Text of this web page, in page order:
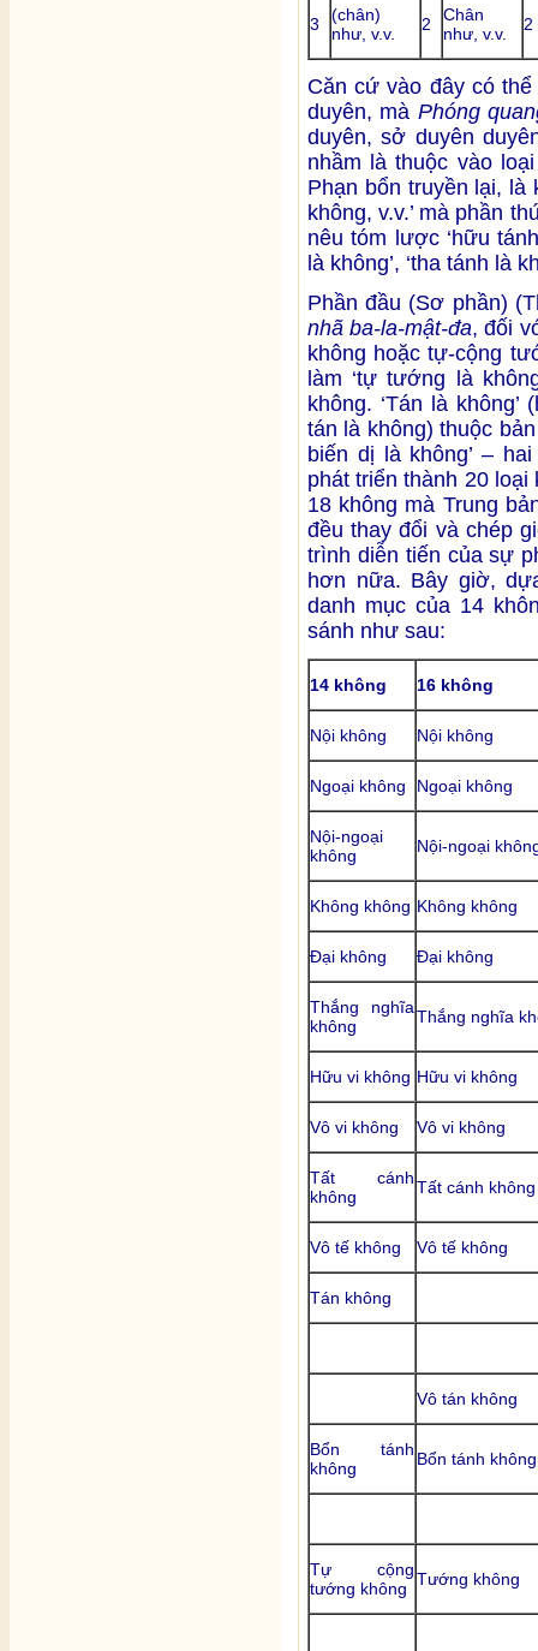
3
(chân)
như, v.v.
2
Chân
như, v.v.
2
Căn cứ vào đây có
duyên, mà Phóng
duyên, sở duyên
nhầm là thuộc vào
Phạn bổn truyền lại, là
không, v.v.’ mà phần
nêu tóm lược ‘hữu
là không’, ‘tha tánh là
Phần đầu (Sơ phần)
nhã ba-la-mật-đa, đối
không hoặc tự-cộng
làm ‘tự tướng là
không. ‘Tán là
tán là không) thuộc bản
biến dị là không’ –
phát triển thành 20 loại
18 không mà Trung
đều thay đổi và chép
trình diễn tiến của sự
hơn nữa. Bây giờ,
danh mục của 14
sánh như sau:
14 không 16 không
Nội không Nội không
Ngoại không Ngoại không
Nội-ngoại
không
Nội-ngoại
Không không Không không
Đại không Đại không
Thắng nghĩa
không
Thắng nghĩa
Hữu vi không Hữu vi không
Vô vi không Vô vi không
Tất cánh
không
Tất cánh không
Vô tế không Vô tế không
Tán không
Vô tán không
Bổn tánh
không
Bổn tánh không
Tự cộng
tướng không Tướng không